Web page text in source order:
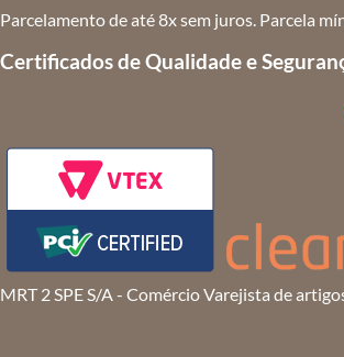
Parcelamento de até 8x sem juros. Parcela
Certificados de Qualidade e
MRT 2 SPE S/A - Comércio Varejista de